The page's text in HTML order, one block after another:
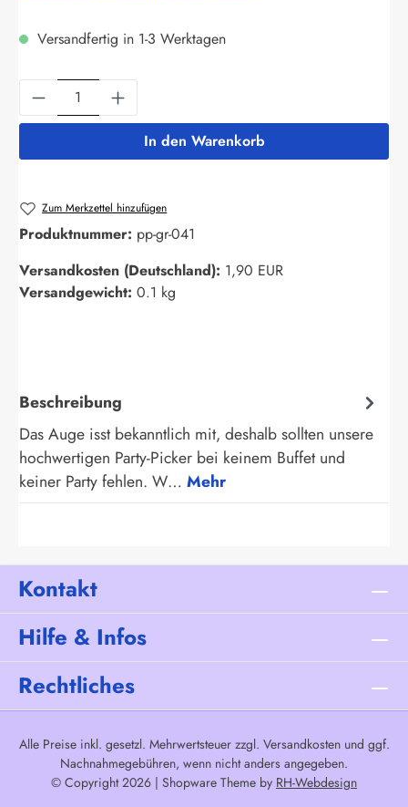
Versandfertig in 1-3 Werktagen
Produkt Anzahl: Gib den gewünschten
In den Warenkorb
Zum Merkzettel hinzufügen
Produktnummer: pp-gr-041
Versandkosten (Deutschland): 1,90 EUR
Versandgewicht: 0.1 kg
Beschreibung
Das Auge isst bekanntlich mit, deshalb sollten unsere
hochwertigen Party-Picker bei keinem Buffet und
keiner Party fehlen. W… Mehr
Kontakt
Hilfe & Infos
Rechtliches
Alle Preise inkl. gesetzl. Mehrwertsteuer zzgl. Versandkostenund ggf.
Nachnahmegebühren, wenn nicht anders angegeben.
© Copyright 2026 | Shopware Theme by RH-Webdesign